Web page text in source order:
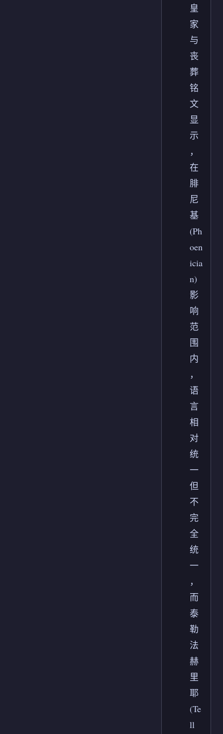
皇
家
与
丧
葬
铭
文
显
示
，
在
腓
尼
基
(Ph
oen
icia
n)
影
响
范
围
内
，
语
言
相
对
统
一
但
不
完
全
统
一
，
而
泰
勒
法
赫
里
耶
(Te
ll